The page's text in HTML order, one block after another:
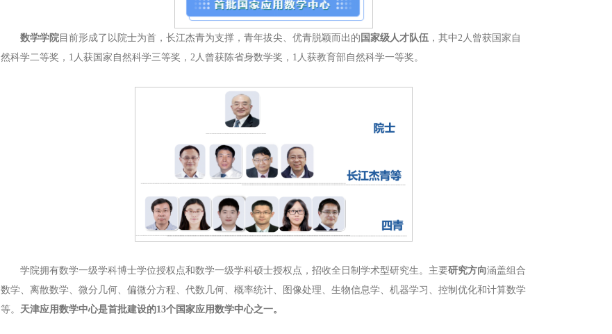
数学学院 目前形成了以院士为首，长江杰青为支撑，青年拔尖、优青脱颖而出的 国家级人才队伍 ，其中2人曾获国家自
然科学二等奖，1人获国家自然科学三等奖，2人曾获陈省身数学奖，1人获教育部自然科学一等奖。
学院拥有数学一级学科博士学位授权点和数学一级学科硕士授权点，招收全日制学术型研究生。主要研究方向涵盖组合
数学、离散数学、微分几何、偏微分方程、代数几何、概率统计、图像处理、生物信息学、机器学习、控制优化和计算数学
等。 天津应用数学中心是首批建设的13个国家应用数学中心之一。